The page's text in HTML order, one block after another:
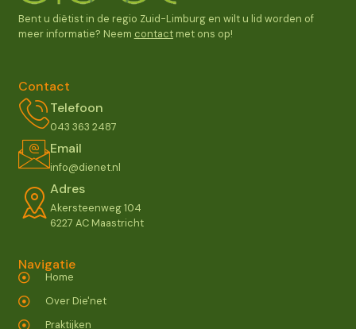
Bent u diëtist in de regio Zuid-Limburg en wilt u lid worden of
meer informatie? Neem contactmet ons op!
Contact
Telefoon
043 363 2487
Email
info@dienet.nl
Adres
Akersteenweg 104
6227 AC Maastricht
Navigatie
Home
Over Die'net
Praktijken